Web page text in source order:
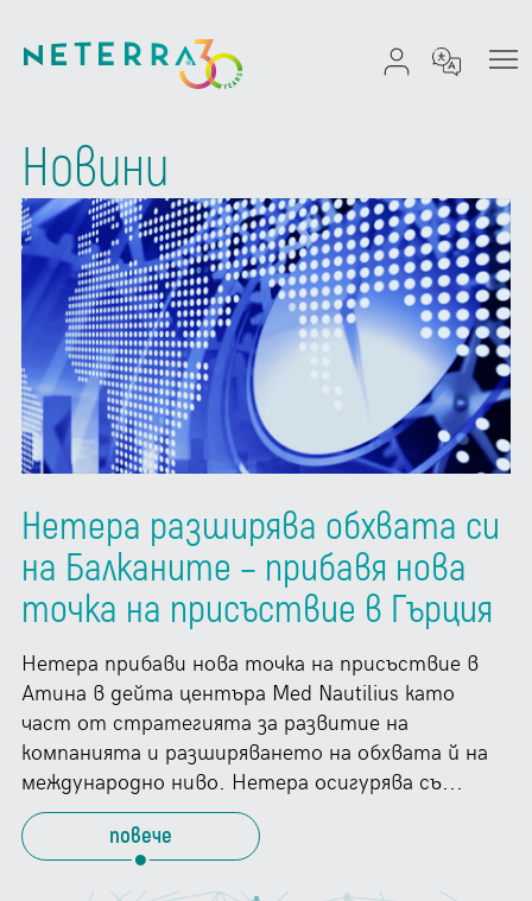
Новини
Нетера разширява обхвата си
на Балканите – прибавя нова
точка на присъствие в Гърция
Нетера прибави нова точка на присъствие в
Атина в дейта центъра Med Nautilius като
част от стратегията за развитие на
компанията и разширяването на обхвата й на
международно ниво. Нетера осигурява съ...
повече